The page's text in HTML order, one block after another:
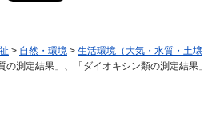
> 自然・環境 > 生活環境（大気・水質・土壌
測定結果」、「ダイオキシン類の測定結果」